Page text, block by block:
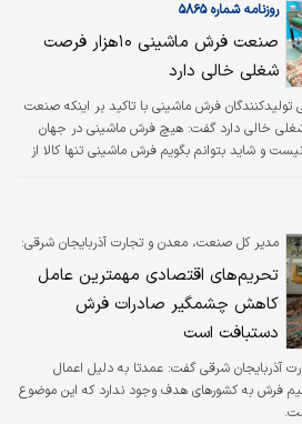
روزنامه شماره ۵۸۶۵
صنعت فرش ماشینی ۱۰‌هزار فرصت
شغلی خالی دارد
تولیدکنندگان فرش ماشینی با تاکید بر اینکه صنعت
فرصت شغلی خالی دارد گفت: هیچ فرش ماشینی در جهان
و شاید بتوانم بگویم فرش ماشینی تنها کالا از
مدیر کل صنعت، معدن و تجارت آذربایجان شرقی:
تحریم‌های اقتصادی مهمترین عامل
کاهش چشمگیر صادرات فرش
دستبافت است
آذربایجان شرقی گفت: عمدتا به دلیل اعمال
فرش به کشورهای هدف وجود ندارد که این موضوع